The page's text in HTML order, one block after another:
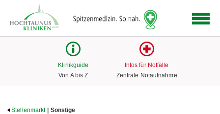
Link
zur
Klinikguide
Von A bis Z
Infos für Notfälle
Zentrale Notaufnahme
Stellenmarkt | Sonstige